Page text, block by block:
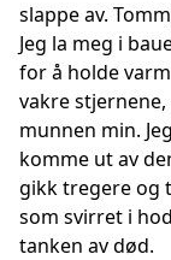
slappe av.
Jeg la meg i
for å holde
vakre
munnen min.
komme ut av
gikk tregere og
som svirret i
tanken av død.